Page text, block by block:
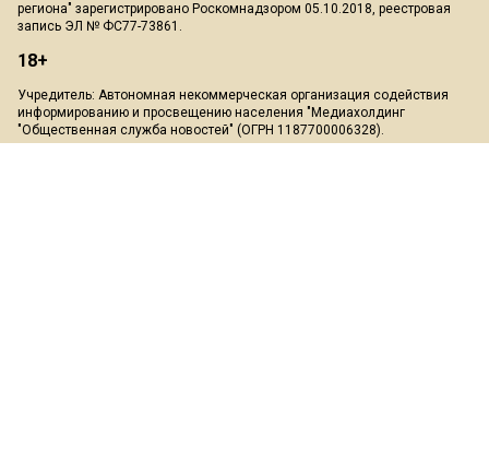
региона" зарегистрировано Роскомнадзором 05.10.2018, реестровая
запись ЭЛ № ФС77-73861.
18+
Учредитель: Автономная некоммерческая организация содействия
информированию и просвещению населения "Медиахолдинг
"Общественная служба новостей" (ОГРН 1187700006328).